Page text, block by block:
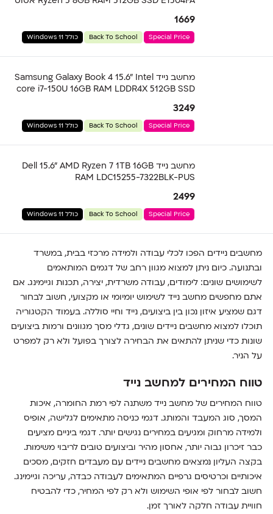
1669
Special Price
Back To School כולל Windows 11
מחשב נייד Samsung Galaxy Book 4 15.6" Intel
core i7-150U 16GB RAM LDDR4X 512GB SSD
3249
Special Price
Back To School כולל Windows 11
מחשב נייד Dell 15.6" AMD Ryzen 7 1TB 16GB
RAM LDC15255-7322BLK-PUS
2499
Special Price
Back To School כולל Windows 11
מחשבים ניידים הפכו לכלי עבודה ולמידה מרכזי בבית, במשרד
ובתנועה. כיום ניתן למצוא מגוון רחב של דגמים המותאמים
לשימושים שונים: לימודים, עבודה משרדית, יצירה, תכנות וגיימינג. אם
אתם מחפשים מחשב נייד לשימוש יומיומי או מקצועי, חשוב לבחור
דגם שמציע איזון נכון בין ביצועים, נייד וחיי סוללה. בעמוד הקטגוריה
תוכלו למצוא מחשבים ניידים שונים, גדלי מסך מגוונים ורמות ביצועים
שונות כדי שניתן להתאים את הבחירה לצורך בפועל ולא רק למפרט
על הניר.
טווח המחירים למחשב נייד
טווח המחירים של מחשב נייד משתנה לפי רמת החומרה, איכות
המסך, סוג המעבד והמותג. דגמי כניסה מתאימים לגלישה, אופיס
ולמידה מרחוק ומגיעים במחירים נגישים יותר. דגמי ביניים מציעים
כבר זיכרון גבוה יותר, אחסון מהיר וביצועים טובים לריבוי משימות.
בקצה העליון נמצאים מחשבים ניידים עם מעבדים חזקים, מסכים
איכותיים וכרטיסים גרפיים המתאימים לעבודה כבדה, עריכה וגיימינג.
חשוב לבחור לפי אופי השימוש ולא רק לפי המחיר, כדי להבטיח
חוויית עבודה חלקה לאורך זמן.